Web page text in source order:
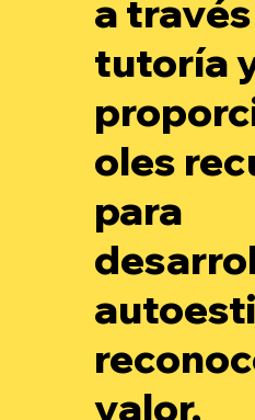
a
tutoría
oles
para
valor.